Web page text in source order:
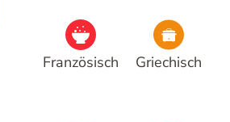
Französisch Griechisch